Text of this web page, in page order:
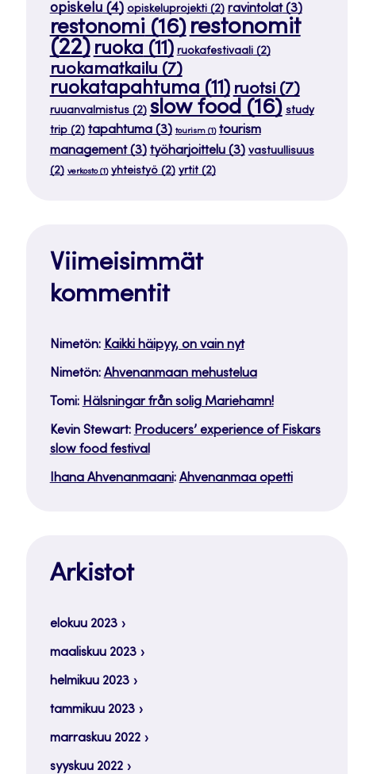
opiskelu(4) opiskeluprojekti(2) ravintolat(3)
restonomi(16) restonomit
(22) ruoka (11) ruokafestivaali(2)
ruokamatkailu (7)
ruokatapahtuma (11) ruotsi(7)
ruuanvalmistus(2) slow food(16) study
trip(2) tapahtuma(3) tourism(1) tourism
management(3) työharjoittelu(3) vastuullisuus
(2) verkosto(1) yhteistyö(2) yrtit(2)
Viimeisimmät
kommentit
Nimetön: Kaikki häipyy, on vain nyt
Nimetön: Ahvenanmaan mehustelua
Tomi: Hälsningar från solig Mariehamn!
Kevin Stewart: Producers’ experience of Fiskars
slow food festival
Ihana Ahvenanmaani: Ahvenanmaa opetti
Arkistot
elokuu 2023
maaliskuu 2023
helmikuu 2023
tammikuu 2023
marraskuu 2022
syyskuu 2022